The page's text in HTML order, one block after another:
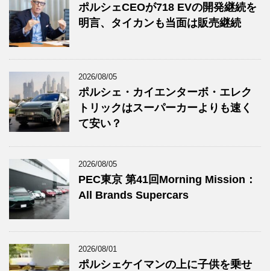
ポルシェCEOが718 EVの開発継続を
明言、タイカンも当面は販売継続
2026/08/05
ポルシェ・カイエンターボ・エレク
トリックはスーパーカーよりも速く
て安い？
2026/08/05
PEC東京 第41回Morning Mission：
All Brands Supercars
2026/08/01
ポルシェケイマンの上に子供を乗せ